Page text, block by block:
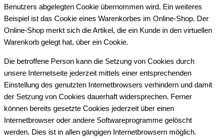
Benutzers abgelegten Cookie übernommen wird. Ein weiteres
Beispiel ist das Cookie eines Warenkorbes im Online-Shop. Der
Online-Shop merkt sich die Artikel, die ein Kunde in den virtuellen
Warenkorb gelegt hat, über ein Cookie.
Die betroffene Person kann die Setzung von Cookies durch
unsere Internetseite jederzeit mittels einer entsprechenden
Einstellung des genutzten Internetbrowsers verhindern und damit
der Setzung von Cookies dauerhaft widersprechen. Ferner
können bereits gesetzte Cookies jederzeit über einen
Internetbrowser oder andere Softwareprogramme gelöscht
werden. Dies ist in allen gängigen Internetbrowsern möglich.